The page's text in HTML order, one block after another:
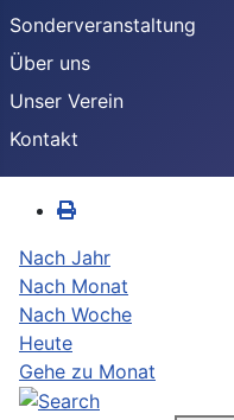
Sonderveranstaltung
Über uns
Unser Verein
Kontakt
Nach Jahr
Nach Monat
Nach Woche
Heute
Gehe zu Monat